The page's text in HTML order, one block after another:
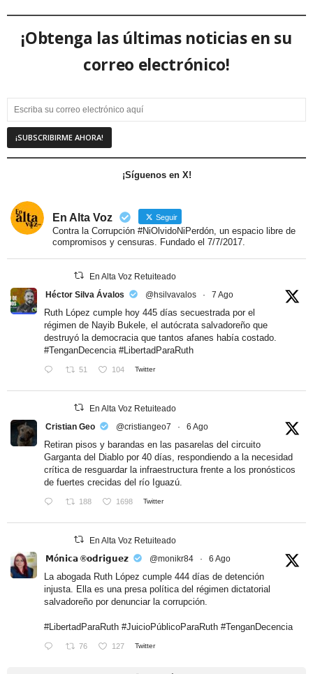
¡Obtenga las últimas noticias en su
correo electrónico!
¡Síguenos en X!
En Alta Voz Seguir
Contra la Corrupción #NiOlvidoNiPerdón, un espacio libre de
compromisos y censuras. Fundado el 7/7/2017.
En Alta Voz Retuiteado
Héctor Silva Ávalos
@hsilvavalos · 7 Ago
Ruth López cumple hoy 445 días secuestrada por el
régimen de Nayib Bukele, el autócrata salvadoreño que
destruyó la democracia que tantos afanes había costado.
#TenganDecencia #LibertadParaRuth
51 104 Twitter
En Alta Voz Retuiteado
Cristian Geo
@cristiangeo7 · 6 Ago
Retiran pisos y barandas en las pasarelas del circuito
Garganta del Diablo por 40 días, respondiendo a la necesidad
crítica de resguardar la infraestructura frente a los pronósticos
de fuertes crecidas del río Iguazú.
188 1698 Twitter
En Alta Voz Retuiteado
𝗠ó𝗻𝗶𝗰𝗮 ®𝗼𝗱𝗿𝗶𝗴𝘂𝗲𝘇
@monikr84 · 6 Ago
La abogada Ruth López cumple 444 días de detención
injusta. Ella es una presa política del régimen dictatorial
salvadoreño por denunciar la corrupción.
#LibertadParaRuth #JuicioPúblicoParaRuth #TenganDecencia
76 127 Twitter